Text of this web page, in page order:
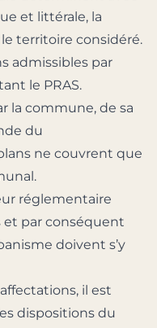
et littérale, la
territoire considéré.
admissibles par
le PRAS.
la commune, de sa
du
ne couvrent que
réglementaire
et par conséquent
doivent s’y
il est
dispositions du